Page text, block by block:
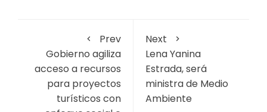
Prev
Gobierno agiliza
acceso a recursos
para proyectos
turísticos con
Next
Lena Yanina
Estrada, será
ministra de Medio
Ambiente